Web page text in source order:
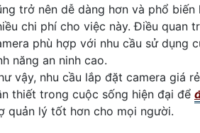
trở nên dễ dàng hơn và phổ
chi phí cho việc này. Điều quan
phù hợp với nhu cầu sử dụng
năng an ninh cao.
vậy, nhu cầu lắp đặt camera giá
thiết trong cuộc sống hiện đại để
quản lý tốt hơn cho mọi người.